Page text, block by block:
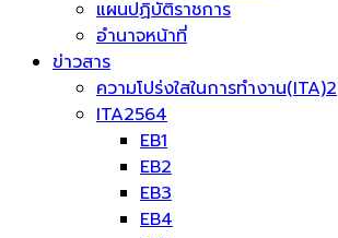
แผนปฏิบัติราชการ
อำนาจหน้าที่
ข่าวสาร
ความโปร่งใสในการทำงาน(ITA)2
ITA2564
EB1
EB2
EB3
EB4